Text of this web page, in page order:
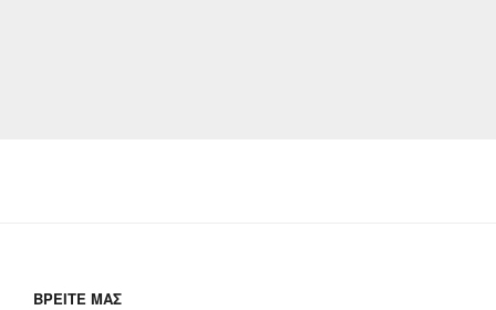
ΒΡΕΊΤΕ ΜΑΣ